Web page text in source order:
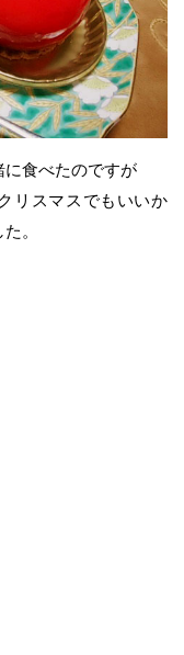
食べたのですが
リスマスでもいいか
。